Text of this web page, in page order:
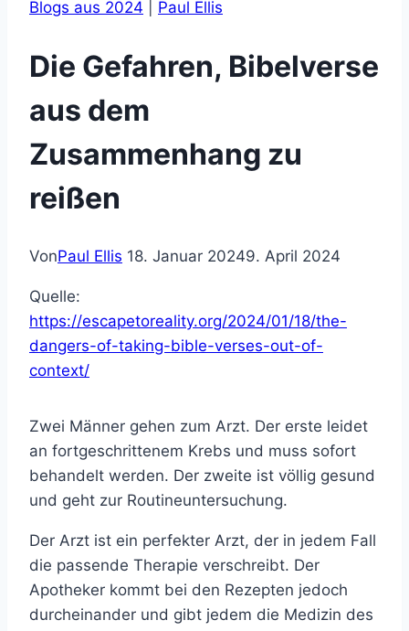
Blogs aus 2024 Paul Ellis
Die Gefahren, Bibelverse
aus dem
Zusammenhang zu
reißen
VonPaul Ellis 18. Januar 20249. April 2024
Quelle:
https://escapetoreality.org/2024/01/18/the-
dangers-of-taking-bible-verses-out-of-
context/
Zwei Männer gehen zum Arzt. Der erste leidet
an fortgeschrittenem Krebs und muss sofort
behandelt werden. Der zweite ist völlig gesund
und geht zur Routineuntersuchung.
Der Arzt ist ein perfekter Arzt, der in jedem Fall
die passende Therapie verschreibt. Der
Apotheker kommt bei den Rezepten jedoch
durcheinander und gibt jedem die Medizin des